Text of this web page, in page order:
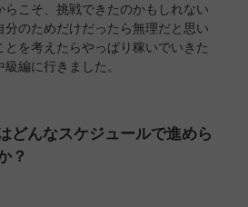
らこそ、挑戦できたのかもしれない
分のためだけだったら無理だと思い
とを考えたらやっぱり稼いでいきた
編に行きました。
どんなスケジュールで進めら
？